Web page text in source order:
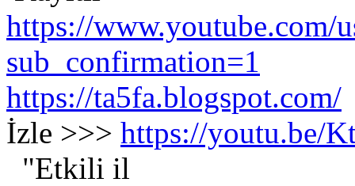
https://www.youtube.com/
sub_confirmation=1
https://ta5fa.blogspot.com/
İzle >>> https://youtu.be/
"Etkili il